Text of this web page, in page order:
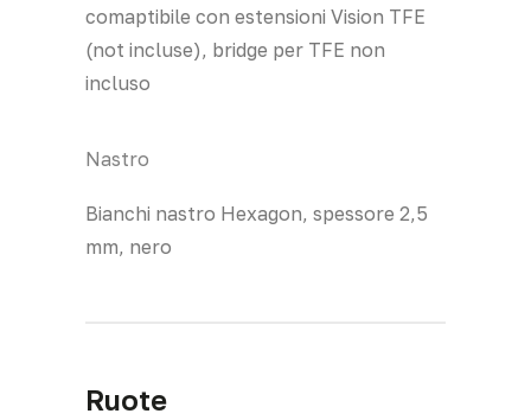
comaptibile con estensioni Vision TFE
(not incluse), bridge per TFE non
incluso
Nastro
Bianchi nastro Hexagon, spessore 2,5
mm, nero
Ruote